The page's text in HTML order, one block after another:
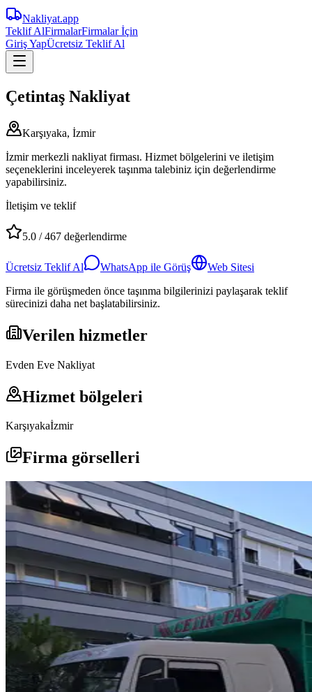
Nakliyat.app
Teklif AlFirmalarFirmalar İçin
Giriş YapÜcretsiz Teklif Al
Çetintaş Nakliyat
Karşıyaka, İzmir
İzmir merkezli nakliyat firması. Hizmet bölgelerini ve iletişim
seçeneklerini inceleyerek taşınma talebiniz için değerlendirme
yapabilirsiniz.
İletişim ve teklif
5.0 /467 değerlendirme
Ücretsiz Teklif Al WhatsApp ile Görüş
Web Sitesi
Firma ile görüşmeden önce taşınma bilgilerinizi paylaşarak teklif
sürecinizi daha net başlatabilirsiniz.
Verilen hizmetler
Evden Eve Nakliyat
Hizmet bölgeleri
Karşıyakaİzmir
Firma görselleri